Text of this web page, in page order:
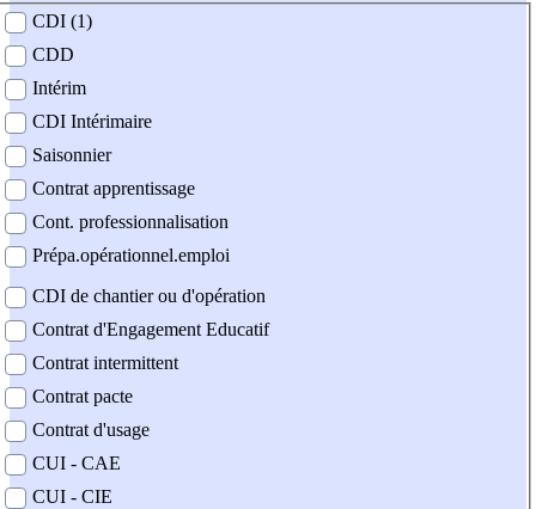
contrat
CDI (1)
CDD
Intérim
CDI Intérimaire
Saisonnier
Contrat apprentissage
Cont. professionnalisation
Prépa.opérationnel.emploi
CDI de chantier ou d'opération
Contrat d'Engagement Educatif
Contrat intermittent
Contrat pacte
Contrat d'usage
CUI - CAE
CUI - CIE